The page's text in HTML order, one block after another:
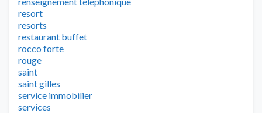
resort
resorts
restaurant buffet
rocco forte
rouge
saint
saint gilles
service immobilier
services